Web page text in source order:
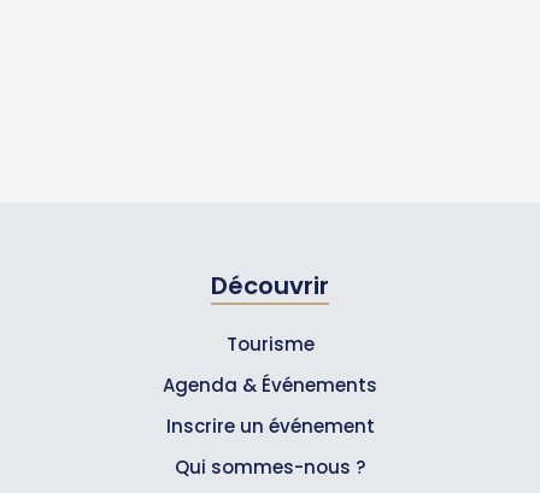
Découvrir
Tourisme
Agenda & Événements
Inscrire un événement
Qui sommes-nous ?